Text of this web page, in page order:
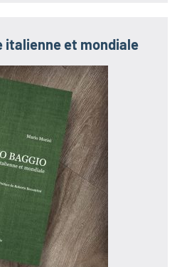
italienne et mondiale